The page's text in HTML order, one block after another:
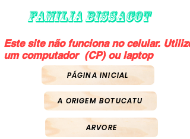
FAMILIA BISSACOT
Este site não funciona no celular. Utilize
um computador (CP) ou laptop
PÁGINA INICIAL
A ORIGEM BOTUCATU
ARVORE